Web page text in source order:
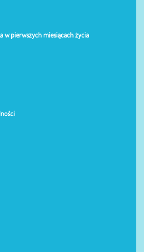
w pierwszych miesiącach życia